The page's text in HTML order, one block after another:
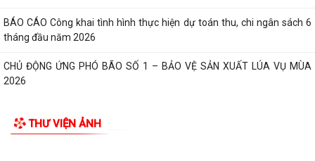
BÁO CÁO Công khai tình hình thực hiện dự toán thu, chi ngân sách 6
tháng đầu năm 2026
CHỦ ĐỘNG ỨNG PHÓ BÃO SỐ 1 – BẢO VỆ SẢN XUẤT LÚA VỤ MÙA
2026
XÚC CỬ TRI CHUẨN BỊ KỲ HỌP THƯỜNG LỆ...
THƯ VIỆN ẢNH